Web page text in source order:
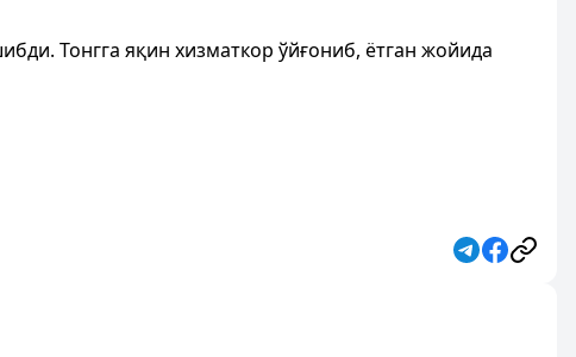
Тонгга яқин хизматкор ўйғониб, ётган жойида